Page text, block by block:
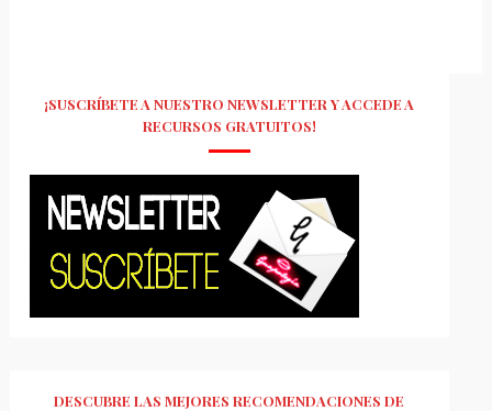
¡SUSCRÍBETE A NUESTRO NEWSLETTER Y ACCEDE A
RECURSOS GRATUITOS!
DESCUBRE LAS MEJORES RECOMENDACIONES DE